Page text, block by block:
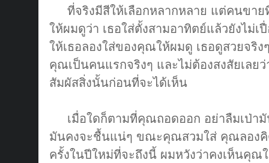
ที่จริงมีสีให้เลือกหลากหลาย แต่คนขาย
ให้ผมดูว่า เธอใส่ตั้งสามอาทิตย์แล้วยังไม่เ
ให้เธอลองใส่ของคุณให้ผมดู เธอดูสวยจริ
คุณเป็นคนแรกจริงๆ และไม่ต้องสงสัยเลย
สัมผัสสิ่งนั้นก่อนที่จะได้เห็น
เมื่อใดก็ตามที่คุณถอดออก อย่าลืมเป่ามั
มันคงจะชื้นแน่ๆ ขณะคุณสวมใส่ คุณลองคิ
ครั้งในปีใหม่ที่จะถึงนี้ ผมหวังว่าคงเห็นคุ